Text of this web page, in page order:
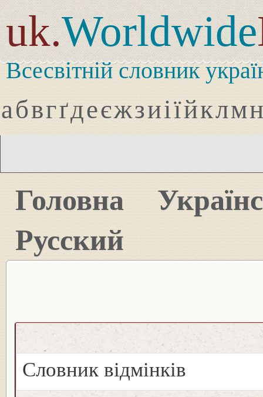
uk.Worldwide
Всесвітній словник
абвгґдеєжзиіїйклмн
Головна
Русский
Словник відмінків